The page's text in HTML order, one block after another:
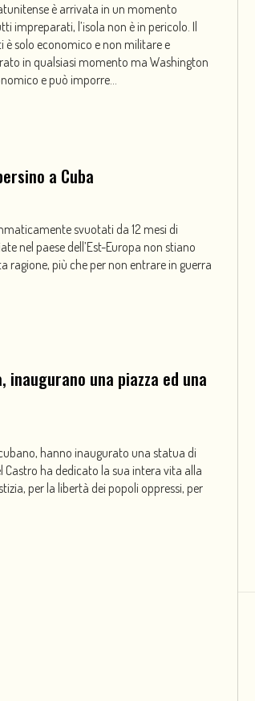
è arrivata in un momento
impreparati, l’isola non è in pericolo. Il
è solo economico e non militare e
in qualsiasi momento ma Washington
e può imporre...
a Cuba
svuotati da 12 mesi di
nel paese dell’Est-Europa non stiano
ragione, più che per non entrare in guerra
inaugurano una piazza ed una
hanno inaugurato una statua di
Castro ha dedicato la sua intera vita alla
per la libertà dei popoli oppressi, per